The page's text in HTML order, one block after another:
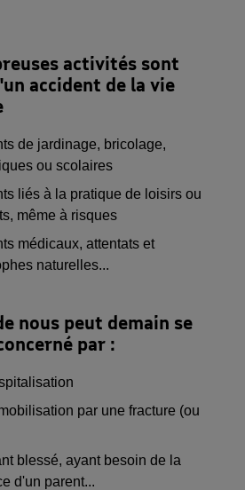
activités sont
accident de la vie
de jardinage, bricolage,
ou scolaires
liés à la pratique de loisirs ou
même à risques
médicaux, attentats et
naturelles...
nous peut demain se
par :
par une fracture (ou
blessé, ayant besoin de la
d'un parent...